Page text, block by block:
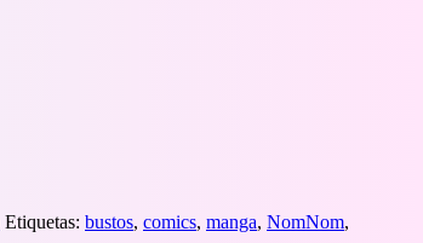
Etiquetas: bustos, comics, manga, NomNom,